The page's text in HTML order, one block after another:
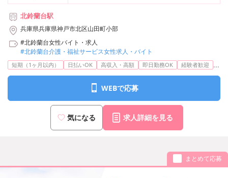
北鈴蘭台駅
兵庫県兵庫県神戸市北区山田町小部
#北鈴蘭台女性バイト・求人
#北鈴蘭台介護・福祉サービス女性求人・バイト
短期（1ヶ月以内） 日払いOK 高収入・高額 即日勤務OK 経験者歓迎 ...
WEBで応募
気になる 求人詳細を見る
まとめて応募